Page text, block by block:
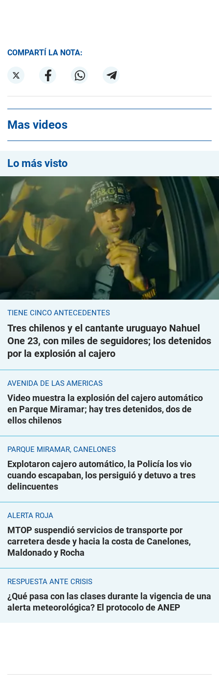
COMPARTÍ LA NOTA:
Mas videos
Lo más visto
TIENE CINCO ANTECEDENTES
Tres chilenos y el cantante uruguayo Nahuel
One 23, con miles de seguidores; los detenidos
por la explosión al cajero
AVENIDA DE LAS AMÉRICAS
Video muestra la explosión del cajero automático
en Parque Miramar; hay tres detenidos, dos de
ellos chilenos
PARQUE MIRAMAR, CANELONES
Explotaron cajero automático, la Policía los vio
cuando escapaban, los persiguió y detuvo a tres
delincuentes
ALERTA ROJA
MTOP suspendió servicios de transporte por
carretera desde y hacia la costa de Canelones,
Maldonado y Rocha
RESPUESTA ANTE CRISIS
¿Qué pasa con las clases durante la vigencia de una
alerta meteorológica? El protocolo de ANEP